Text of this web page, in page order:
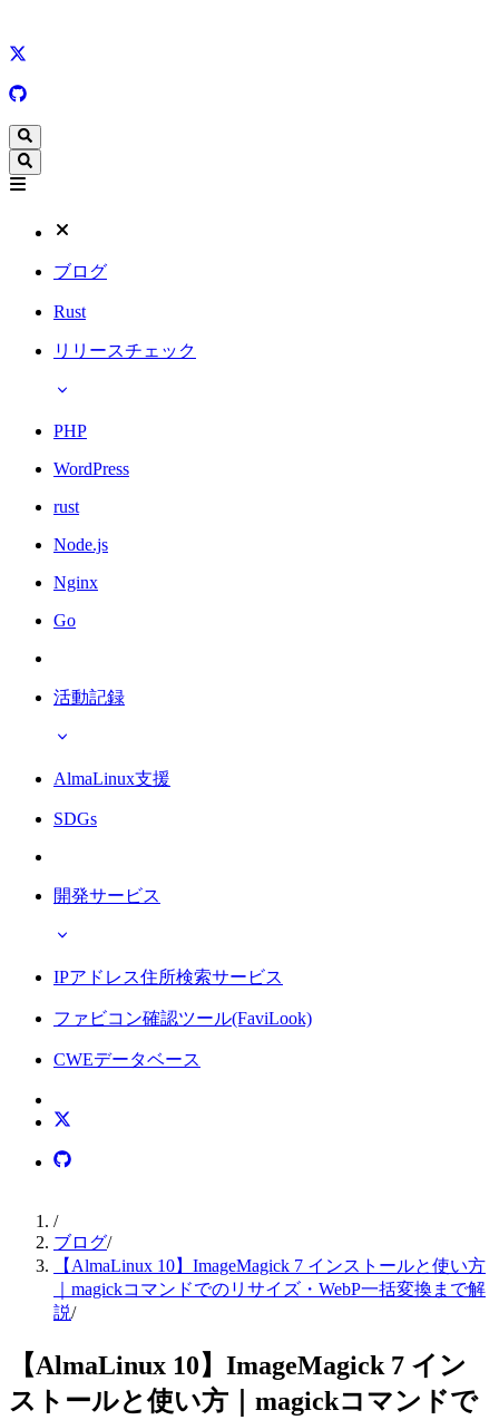
ブログ
Rust
リリースチェック
PHP
WordPress
rust
Node.js
Nginx
Go
活動記録
AlmaLinux支援
SDGs
開発サービス
IPアドレス住所検索サービス
ファビコン確認ツール(FaviLook)
CWEデータベース
/
ブログ/
【AlmaLinux 10】ImageMagick 7 インストールと使い方
｜magickコマンドでのリサイズ・WebP一括変換まで解
説/
【AlmaLinux 10】ImageMagick 7 イン
ストールと使い方｜magickコマンドで